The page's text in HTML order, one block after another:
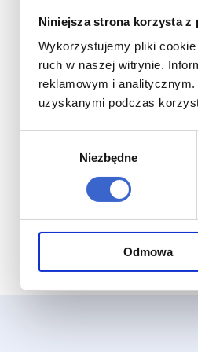
Niniejsza strona korzysta z
Wykorzystujemy pliki
ruch w naszej witrynie.
reklamowym i
uzyskanymi podczas
Niezbędne
Odmowa